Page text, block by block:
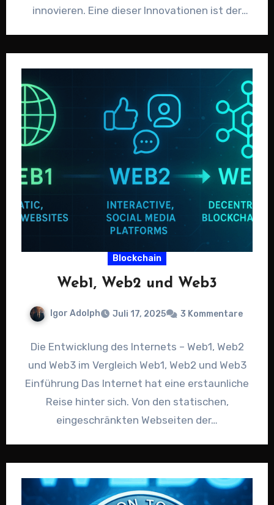
innovieren. Eine dieser Innovationen ist der
Blockchain
Web1, Web2 und Web3
Igor Adolph Juli 17, 2025 3 Kommentare
Die Entwicklung des Internets – Web1, Web2
und Web3 im Vergleich Web1, Web2 und Web3
Einführung Das Internet hat eine erstaunliche
Reise hinter sich. Von den statischen,
eingeschränkten Webseiten der…